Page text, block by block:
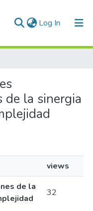
Log In (current)
de la sinergia
views
de la
32